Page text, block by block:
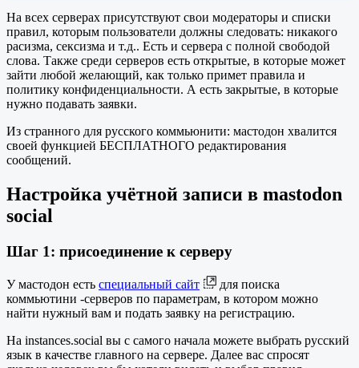
На всех серверах присутствуют свои модераторы и списки
правил, которым пользователи должны следовать: никакого
расизма, сексизма и т.д.. Есть и сервера с полной свободой
слова. Также среди серверов есть открытые, в которые может
зайти любой желающий, как только примет правила и
политику конфиденциальности. А есть закрытые, в которые
нужно подавать заявки.
Из странного для русского коммьюнити: мастодон хвалится
своей функцией БЕСПЛАТНОГО редактирования
сообщений.
Настройка учётной записи в mastodon
social
Шаг 1: присоединение к серверу
У мастодон есть специальный сайт
для поиска
коммьютини -серверов по параметрам, в котором можно
найти нужный вам и подать заявку на регистрацию.
На instances.social вы с самого начала можете выбрать русский
язык в качестве главного на сервере. Далее вас спросят